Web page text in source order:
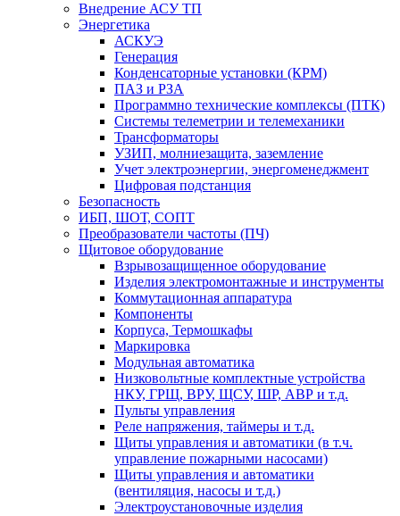
Внедрение АСУ ТП
Энергетика
АСКУЭ
Генерация
Конденсаторные установки (КРМ)
ПАЗ и РЗА
Программно технические комплексы (ПТК)
Системы телеметрии и телемеханики
Трансформаторы
УЗИП, молниезащита, заземление
Учет электроэнергии, энергоменеджмент
Цифровая подстанция
Безопасность
ИБП, ШОТ, СОПТ
Преобразователи частоты (ПЧ)
Щитовое оборудование
Взрывозащищенное оборудование
Изделия электромонтажные и инструменты
Коммутационная аппаратура
Компоненты
Корпуса, Термошкафы
Маркировка
Модульная автоматика
Низковольтные комплектные устройства
НКУ, ГРЩ, ВРУ, ЩСУ, ШР, АВР и т.д.
Пульты управления
Реле напряжения, таймеры и т.д.
Щиты управления и автоматики (в т.ч.
управление пожарными насосами)
Щиты управления и автоматики
(вентиляция, насосы и т.д.)
Электроустановочные изделия